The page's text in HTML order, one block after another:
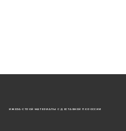
ИЖОРА-СТРОЙ МАТЕРИАЛЫ С ДОСТАВКОЙ ПО РОССИИ